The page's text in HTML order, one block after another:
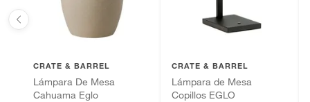
Motocicletas y bicicletas motorizadas.
Licores y cigarros electrónicos.
CRATE & BARREL
Lámpara De Mesa
Cahuama Eglo
CRATE & BARREL
Lámpara de Mesa
Copillos EGLO